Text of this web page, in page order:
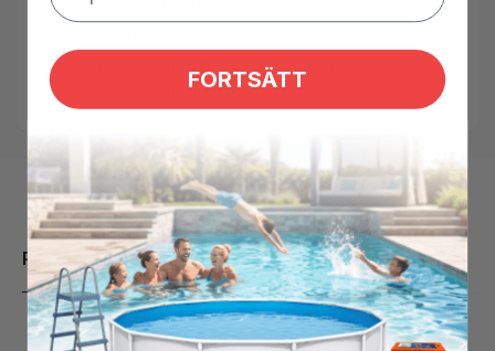
Tillgänglighet:
In stock
Kategorier:
Teststickor,
Testutrustning
Produktbeskrivning
FORTSÄTT